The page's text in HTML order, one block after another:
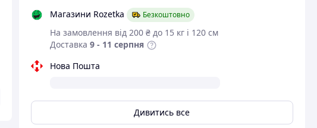
Магазини Rozetka
Безкоштовно
На замовлення від 200 ₴ до 15 кг і 120 см
Доставка 9 - 11 серпня
Нова Пошта
Дивитись все